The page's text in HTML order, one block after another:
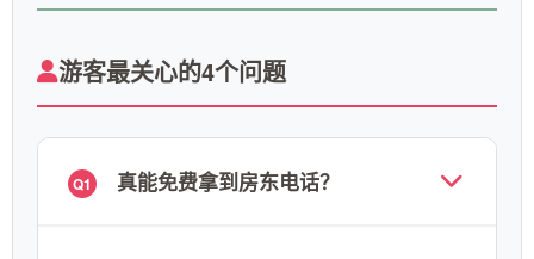
游客最关心的4个问题
Q1 真能免费拿到房东电话？